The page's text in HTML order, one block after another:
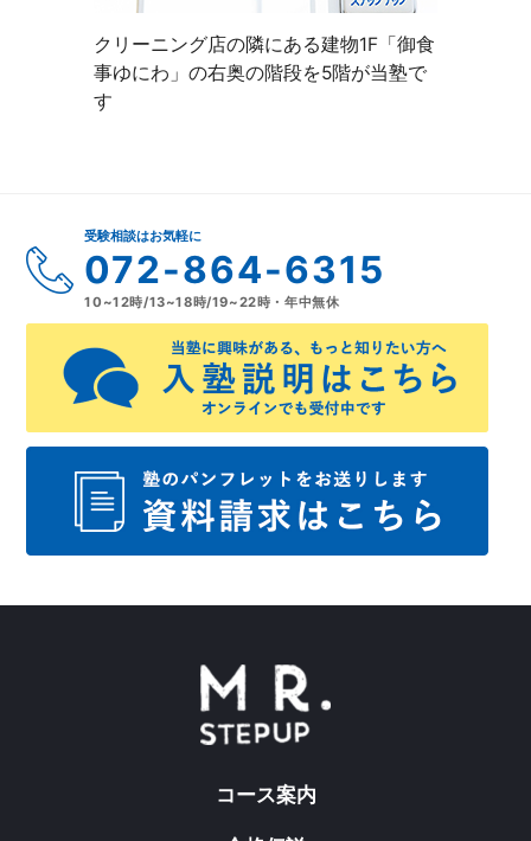
クリーニング店の隣にある建物1F「御食
事ゆにわ」の右奥の階段を5階が当塾で
す
受験相談はお気軽に
072-864-6315
10~12時/13~18時/19~22時・年中無休
コース案内